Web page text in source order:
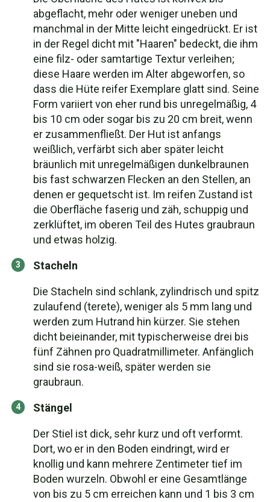
abgeflacht, mehr oder weniger uneben und
manchmal in der Mitte leicht eingedrückt. Er ist
in der Regel dicht mit "Haaren" bedeckt, die ihm
eine filz- oder samtartige Textur verleihen;
diese Haare werden im Alter abgeworfen, so
dass die Hüte reifer Exemplare glatt sind. Seine
Form variiert von eher rund bis unregelmäßig, 4
bis 10 cm oder sogar bis zu 20 cm breit, wenn
er zusammenfließt. Der Hut ist anfangs
weißlich, verfärbt sich aber später leicht
bräunlich mit unregelmäßigen dunkelbraunen
bis fast schwarzen Flecken an den Stellen, an
denen er gequetscht ist. Im reifen Zustand ist
die Oberfläche faserig und zäh, schuppig und
zerklüftet, im oberen Teil des Hutes graubraun
und etwas holzig.
Stacheln
Die Stacheln sind schlank, zylindrisch und spitz
zulaufend (terete), weniger als 5 mm lang und
werden zum Hutrand hin kürzer. Sie stehen
dicht beieinander, mit typischerweise drei bis
fünf Zähnen pro Quadratmillimeter. Anfänglich
sind sie rosa-weiß, später werden sie
graubraun.
Stängel
Der Stiel ist dick, sehr kurz und oft verformt.
Dort, wo er in den Boden eindringt, wird er
knollig und kann mehrere Zentimeter tief im
Boden wurzeln. Obwohl er eine Gesamtlänge
von bis zu 5 cm erreichen kann und 1 bis 3 cm